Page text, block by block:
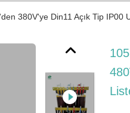
380V'ye Din11 Açık Tip IP00